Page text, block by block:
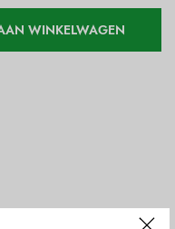
WINKELWAGEN